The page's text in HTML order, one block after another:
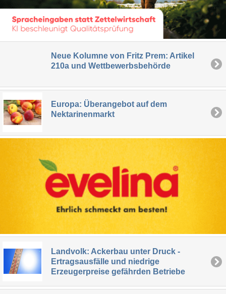
Neue Kolumne von Fritz Prem: Artikel
210a und Wettbewerbsbehörde
Europa: Überangebot auf dem
Nektarinenmarkt
Landvolk: Ackerbau unter Druck -
Ertragsausfälle und niedrige
Erzeugerpreise gefährden Betriebe